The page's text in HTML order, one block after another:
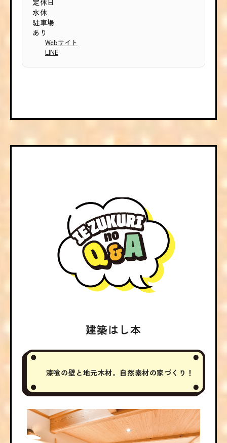
定休日
水休
駐車場
あり
Webサイト
LINE
建築はし本
漆喰の壁と地元木材。自然素材の家づくり！